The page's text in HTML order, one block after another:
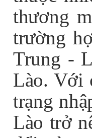
thương
trường
Trung -
Lào. Với
trạng
Lào trở